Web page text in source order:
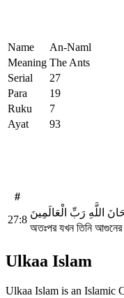
Name
An-Naml
Meaning The Ants
Serial
27
Para
19
Ruku
7
Ayat
93
#
27:8
اللَّهِ رَبِّ الْعَالَمِينَ
অতঃপর যখন তিনি আগুনের
Ulkaa Islam
Ulkaa Islam is an Islamic